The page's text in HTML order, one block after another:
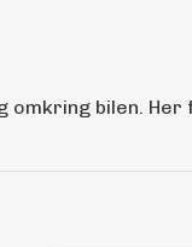
bilen.